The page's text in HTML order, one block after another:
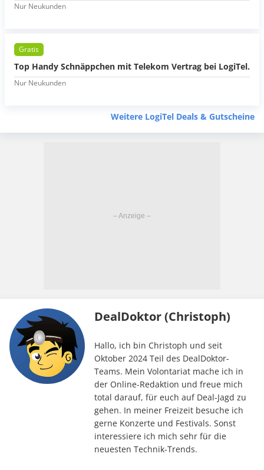
Nur Neukunden
Gratis
Top Handy Schnäppchen mit Telekom Vertrag bei LogiTel.
Nur Neukunden
Weitere LogiTel Deals & Gutscheine
DealDoktor (Christoph)
Hallo, ich bin Christoph und seit
Oktober 2024 Teil des DealDoktor-
Teams. Mein Volontariat mache ich in
der Online-Redaktion und freue mich
total darauf, für euch auf Deal-Jagd zu
gehen. In meiner Freizeit besuche ich
gerne Konzerte und Festivals. Sonst
interessiere ich mich sehr für die
neuesten Technik-Trends.